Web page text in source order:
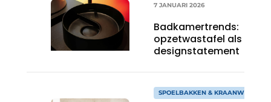
7 JANUARI 2026
Badkamertrends:
opzetwastafel als
designstatement
SPOELBAKKEN & KRAANWERK